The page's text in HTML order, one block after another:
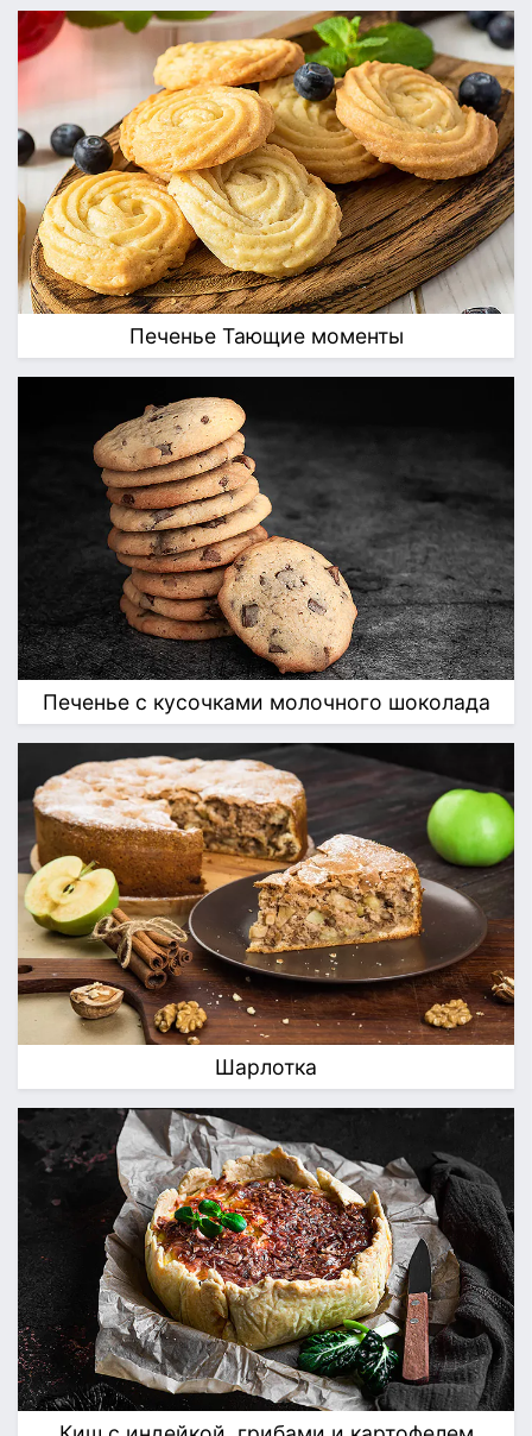
Печенье Тающие моменты
Печенье с кусочками молочного шоколада
Шарлотка